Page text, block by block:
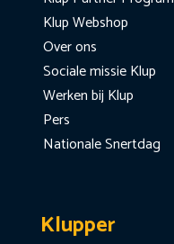
Klup Webshop
Over ons
Sociale missie Klup
Werken bij Klup
Pers
Nationale Snertdag
Klupper